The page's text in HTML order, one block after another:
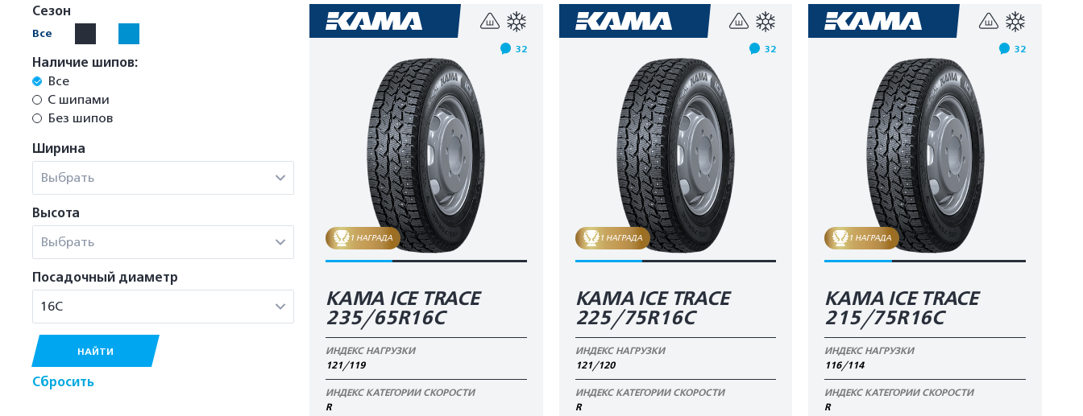
Сезон
Все
Наличие шипов:
Все
С шипами
Без шипов
Ширина
Выбрать
Высота
Выбрать
Посадочный диаметр
16C
НАЙТИ
Сбросить
32
1 НАГРАДА
КАМА ICE TRACE
235/65R16C
ИНДЕКС НАГРУЗКИ
121/119
ИНДЕКС КАТЕГОРИИ СКОРОСТИ
R
32
1 НАГРАДА
КАМА ICE TRACE
225/75R16C
ИНДЕКС НАГРУЗКИ
121/120
ИНДЕКС КАТЕГОРИИ СКОРОСТИ
R
32
1 НАГРАДА
КАМА ICE TRACE
215/75R16C
ИНДЕКС НАГРУЗКИ
116/114
ИНДЕКС КАТЕГОРИИ СКОРОСТИ
R